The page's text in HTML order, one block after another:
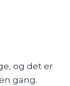
og det er
gang.